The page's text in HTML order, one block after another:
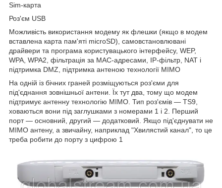
Sim-карта
Роз'єм USB
Можливість використання модему як флешки (якщо в модем
вставлена карта пам'яті microSD), самовстановлювані
драйвери та програма користувацького інтерфейсу, WEP,
WPA, WPA2, фільтрація за MAC-адресами, IP-фільтр, NAT і
підтримка DMZ, підтримка антеною технології MIMO
На одній із бічних граней розміщуються роз'єми для
під'єднання зовнішньої антени. Їх тут два, тому що модем
підтримує антенну технологію MIMO. Тип роз'ємів — TS9,
ховаються вони під заглушками з номерами 1 і 2. Перший
порт — основний, другий — додатковий. Якщо під'єднувати не
MIMO антену, а звичайну, наприклад "Хвилястий канал", то це
треба робити до порту з цифрою 1